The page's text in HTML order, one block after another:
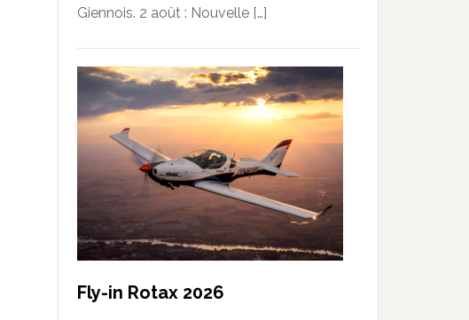
Giennois. 2 août : Nouvelle […]
Fly-in Rotax 2026